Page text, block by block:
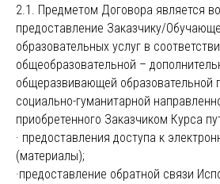
2.1. Предметом Договора является
предоставление Заказчику/
образовательных услуг в
общеобразовательной –
общеразвивающей образовательной
социально-гуманитарной
приобретенного Заказчиком Курса
· предоставления доступа к
(материалы);
·предоставление обратной связи